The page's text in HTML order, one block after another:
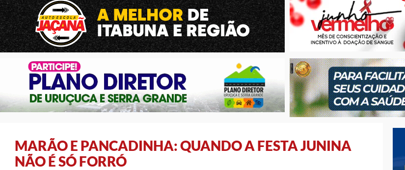
MARÃO E PANCADINHA: QUANDO A FESTA JUNINA
NÃO É SÓ FORRÓ